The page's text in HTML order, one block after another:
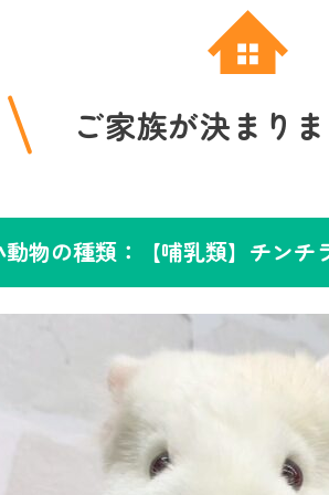
ご家族が決まりま
物の種類：【哺乳類】チンチ